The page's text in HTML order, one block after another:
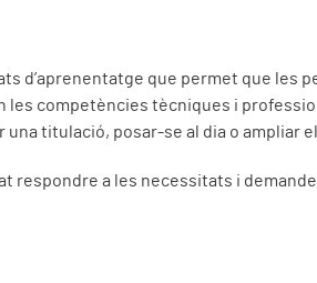
d’aprenentatge que permet que les
competències tècniques i
titulació, posar-se al dia o ampliar
respondre a les necessitats i